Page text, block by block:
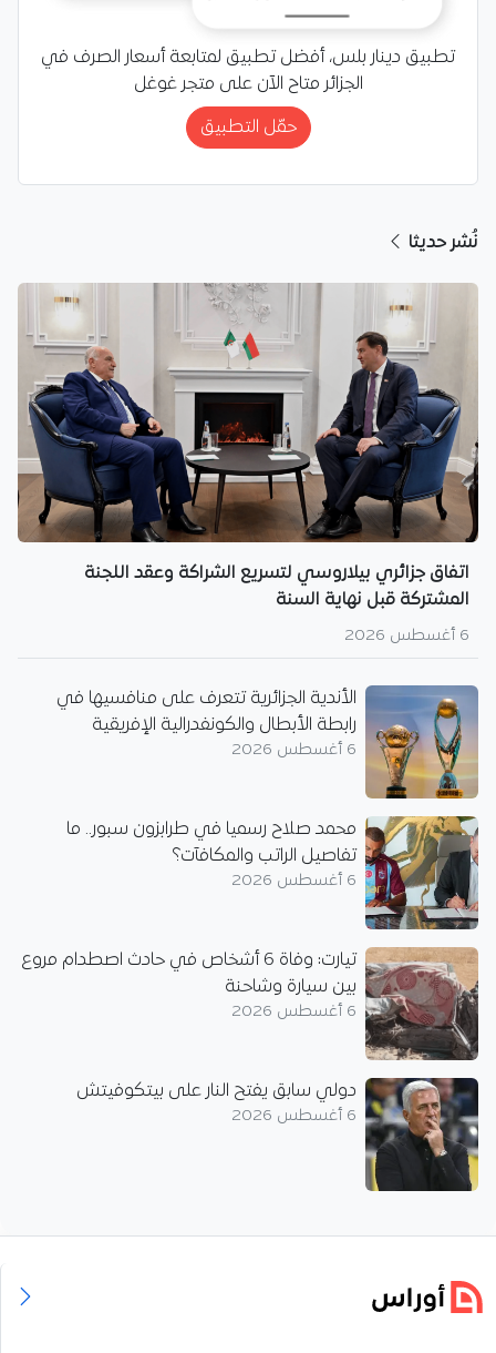
تطبيق دينار بلس، أفضل تطبيق لمتابعة أسعار الصرف في
الجزائر متاح الآن على متجر غوغل
حمّل التطبيق
نُشر حديثا
اتفاق جزائري بيلاروسي لتسريع الشراكة وعقد اللجنة
المشتركة قبل نهاية السنة
6 أغسطس 2026
الأندية الجزائرية تتعرف على منافسيها في
رابطة الأبطال والكونفدرالية الإفريقية
6 أغسطس 2026
محمد صلاح رسميا في طرابزون سبور.. ما
تفاصيل الراتب والمكافآت؟
6 أغسطس 2026
تيارت: وفاة 6 أشخاص في حادث اصطدام مروع
بين سيارة وشاحنة
6 أغسطس 2026
دولي سابق يفتح النار على بيتكوفيتش
6 أغسطس 2026